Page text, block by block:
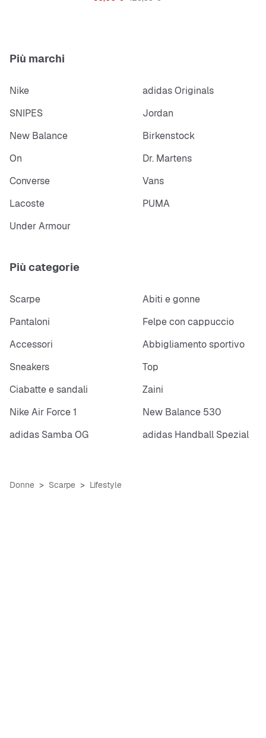
Più marchi
Nike
adidas Originals
SNIPES
Jordan
New Balance
Birkenstock
On
Dr. Martens
Converse
Vans
Lacoste
PUMA
Under Armour
Più categorie
Scarpe
Abiti e gonne
Pantaloni
Felpe con cappuccio
Accessori
Abbigliamento sportivo
Sneakers
Top
Ciabatte e sandali
Zaini
Nike Air Force 1
New Balance 530
adidas Samba OG
adidas Handball Spezial
Donne Scarpe Lifestyle